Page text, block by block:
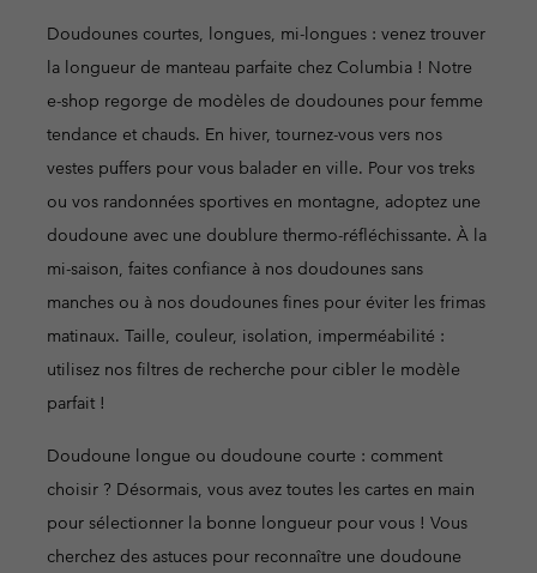
Doudounes courtes, longues, mi-longues : venez trouver
la longueur de manteau parfaite chez Columbia ! Notre
e-shop regorge de modèles de doudounes pour femme
tendance et chauds. En hiver, tournez-vous vers nos
vestes puffers pour vous balader en ville. Pour vos treks
ou vos randonnées sportives en montagne, adoptez une
doudoune avec une doublure thermo-réfléchissante. À la
mi-saison, faites confiance à nos doudounes sans
manches ou à nos doudounes fines pour éviter les frimas
matinaux. Taille, couleur, isolation, imperméabilité :
utilisez nos filtres de recherche pour cibler le modèle
parfait !
Doudoune longue ou doudoune courte : comment
choisir ? Désormais, vous avez toutes les cartes en main
pour sélectionner la bonne longueur pour vous ! Vous
cherchez des astuces pour reconnaître une doudoune